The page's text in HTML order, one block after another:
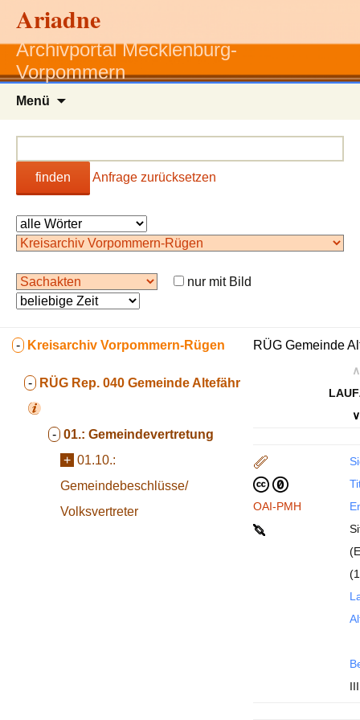
Ariadne
Archivportal Mecklenburg-
Vorpommern
Menü
finden Anfrage zurücksetzen
nur mit Bild
- Kreisarchiv Vorpommern-Rügen
- RÜG Rep. 040 Gemeinde Altefähr
- 01.: Gemeindevertretung
+ 01.10.:
Gemeindebeschlüsse/
Volksvertreter
RÜG Gemeinde
∧
∨
OAI-PMH
III